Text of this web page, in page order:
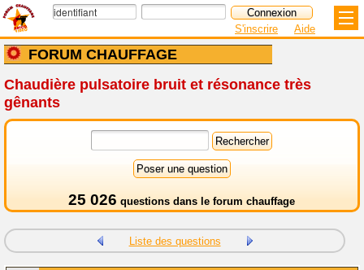
FORUM CHAUFFAGE
S'inscrire Aide
Chaudière pulsatoire bruit et résonance très
gênants
25 026 questions dans le forum chauffage
Liste des questions